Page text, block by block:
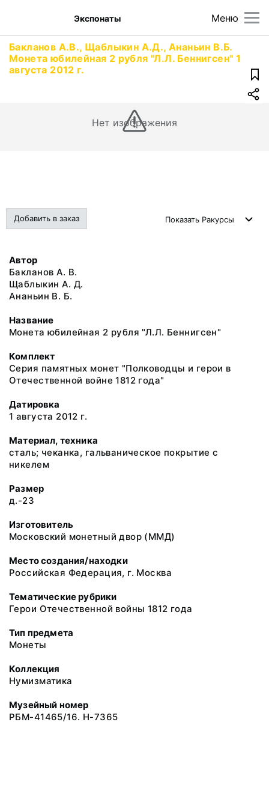
Меню
Экспонаты
Бакланов А.В., Щаблыкин А.Д., Ананьин В.Б.
Монета юбилейная 2 рубля "Л.Л. Беннигсен" 1
августа 2012 г.
Нет изображения
Добавить в заказ Показать Ракурсы
Автор
Бакланов А. В.
Щаблыкин А. Д.
Ананьин В. Б.
Название
Монета юбилейная 2 рубля "Л.Л. Беннигсен"
Комплект
Серия памятных монет "Полководцы и герои в
Отечественной войне 1812 года"
Датировка
1 августа 2012 г.
Материал, техника
сталь; чеканка, гальваническое покрытие с
никелем
Размер
д.-23
Изготовитель
Московский монетный двор (ММД)
Место создания/находки
Российская Федерация, г. Москва
Тематические рубрики
Герои Отечественной войны 1812 года
Тип предмета
Монеты
Коллекция
Нумизматика
Музейный номер
РБМ-41465/16. Н-7365